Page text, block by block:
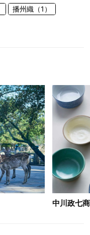
播州織（1）
中川政七